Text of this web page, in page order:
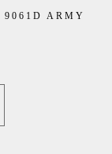
9061D ARMY